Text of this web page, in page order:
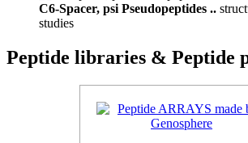
C6-Spacer, psi Pseudopeptides ..
studies
Peptide libraries & Peptide